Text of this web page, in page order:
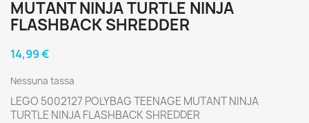
MUTANT NINJA TURTLE NINJA
FLASHBACK SHREDDER
14,99 €
Nessuna tassa
LEGO 5002127 POLYBAG TEENAGE MUTANT NINJA
TURTLE NINJA FLASHBACK SHREDDER